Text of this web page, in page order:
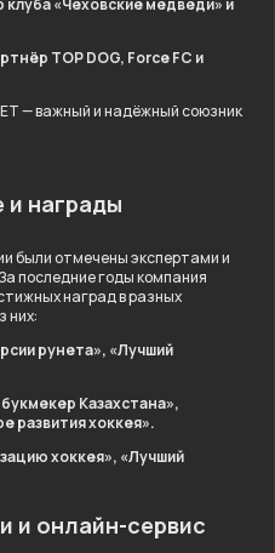
«Чеховские медведи» и
TOP DOG, Force FC и
— важный и надёжный союзник
и награды
были отмечены экспертами и
последние годы компания
наград в разных
них:
рунета», «Лучший
Казахстана»,
развития хоккея».
хоккея», «Лучший
и онлайн-сервис